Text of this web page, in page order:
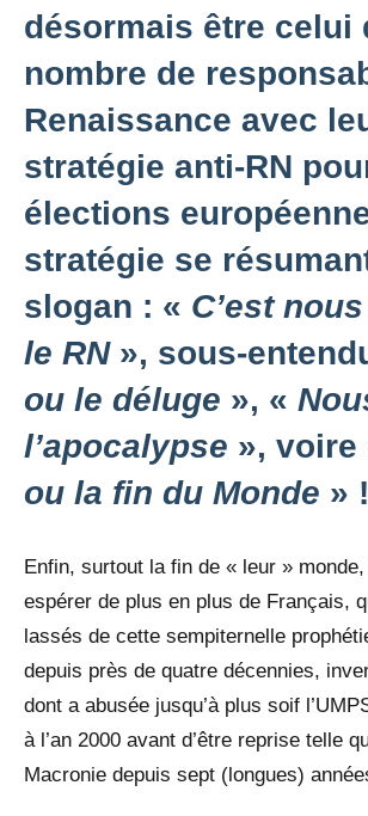
désormais être celui
nombre de
Renaissance avec
stratégie anti-RN
élections
stratégie se
slogan : « C’est
le RN », sous-
ou le déluge », «
l’apocalypse », voire
ou la fin du Monde » !
Enfin, surtout la fin de « leur »
espérer de plus en plus de Français,
lassés de cette sempiternelle
depuis près de quatre décennies,
dont a abusée jusqu’à plus soif
à l’an 2000 avant d’être reprise telle
Macronie depuis sept (longues)